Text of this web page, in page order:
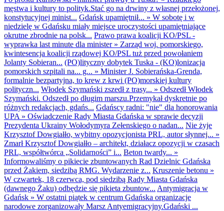
męstwa i kultury to polityk.Stać go na drwiny z własnej przełożonej,
konstytucyjnej minist... Gdańsk upamiętnił... » W sobotę i w
niedzielę w Gdańsku miały miejsce uroczystości upamiętniające
okrutne zbrodnie na polsk... Prawo prawa koalicji KO/PSL -
wyprawka last minute dla minister» Zarząd woj. pomorskiego,
kwintesencja koalicji rządowej KO/PSL tuż przed powołaniem
Jolanty Sobieran... (PO)lityczny dobytek Tuska - (KO)lonizacja
pomorskich szpitali na... g... » Minister J. Sobierańska-Grenda,
formalnie bezpartyjna, to krew z krwi (PO)morskiej kultury
polityczn... Włodek Szymański zszedł z trasy... » Odszedł Włodek
Szymański. Odszedł po długim marszu.Przemykał dyskretnie po
różnych redakcjach, gdańs... Gdańscy radni: "nie" dla honorowania
UPA » Oświadczenie Rady Miasta Gdańska w sprawie decyzji
Prezydenta Ukrainy Wołodymyra Zełenskiego o nadan... Nie żyje
Krzysztof Dowgiałło, wybitny opozycjonista PRL, autor słynnej... »
Zmarł Krzysztof Dowgiałło – architekt, działacz opozycji w czasach
PRL, współtwórca „Solidarności” i... Beton twardy... »
Informowaliśmy o pikiecie zbuntowanych Rad Dzielnic Gdańska
przed Żakiem, siedzibą RMG. Wydarzenie z... Kruszenie betonu »
W czwartek, 18 czerwca, pod siedzibą Rady Miasta Gdańska
(dawnego Żaku) odbędzie się pikieta zbuntow... Antymigracja w
Gdańsk » W ostatni piątek w centrum Gdańska organizacje
narodowe zorganizowały Marsz Antyemigracyjny.Gdański ...